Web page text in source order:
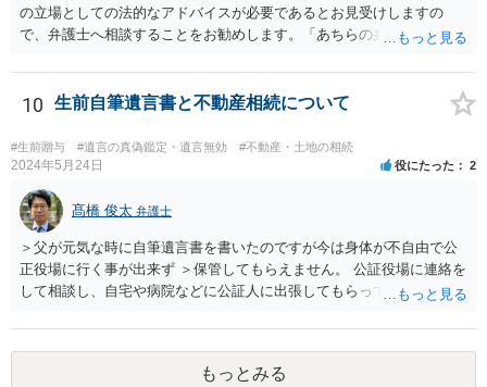
う。特に、お姉様側だけで不動産名義を変更している場合、遺言があ
ったのか、遺産分割協議書が作成されているのか、奥様の署名押印が
以前に、法定相続分や遺産分割未了の問題として整理すべき場合もあ
ります。 奥様において戸籍謄本、不動産登記簿、固定資産評価証明
書、遺言書の有無等を確認し、弁護士に個別に相談した方がよいと思
われます。
の立場としての法的なアドバイスが必要であるとお見受けしますの
で、弁護士へ相談することをお勧めします。「あちらの弁護士」（元
誘導しかしてこないと思います。
10 生前自筆遺言書と不動産相続について
#生前贈与 #遺言の真偽鑑定・遺言無効 #不動産・土地の相続
2024年5月24日 役にたった 2
髙橋 俊太 弁護士
＞父が元気な時に自筆遺言書を書いたのですが今は身体が不自由で公
正役場に行く事が出来ず ＞保管してもらえません。 公証役場に連絡を
して相談し、自宅や病院などに公証人に出張してもらって公正証書を
うことも可能です。 ＞不動産名義を父から母に名義変更しておいた方
がいいのではと考えていますがどう思いますか？ 詳細が不明であり何
とも言えないのですが、遺言内容との関わりもあると思いますので、
もっとみる